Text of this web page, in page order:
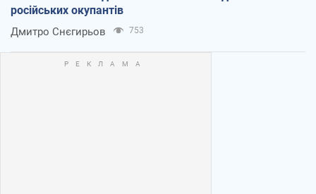
російських окупантів
Дмитро Снєгирьов 753